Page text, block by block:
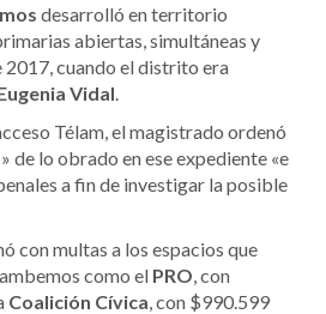
desarrolló en territorio
abiertas, simultáneas y
cuando el distrito era
Vidal.
Télam, el magistrado ordenó
» de lo obrado en ese expediente «e
a fin de investigar la posible
con multas a los espacios que
como el PRO, con
Coalición Cívica, con $990.599